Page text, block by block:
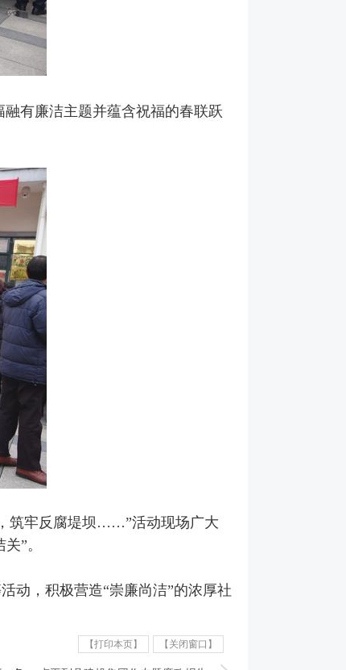
有廉洁主题并蕴含祝福的春联跃
筑牢反腐堤坝……”活动现场广大
”。
动，积极营造“崇廉尚洁”的浓厚社
【打印本页】 【关闭窗口】